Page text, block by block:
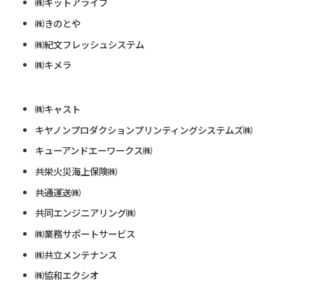
㈱キットアライブ
㈱きのとや
㈱紀文フレッシュシステム
㈱キメラ
㈱キャスト
キヤノンプロダクションプリンティングシステムズ㈱
キューアンドエーワークス㈱
共栄火災海上保険㈱
共通運送㈱
共同エンジニアリング㈱
㈱業務サポートサービス
㈱共立メンテナンス
㈱協和エクシオ